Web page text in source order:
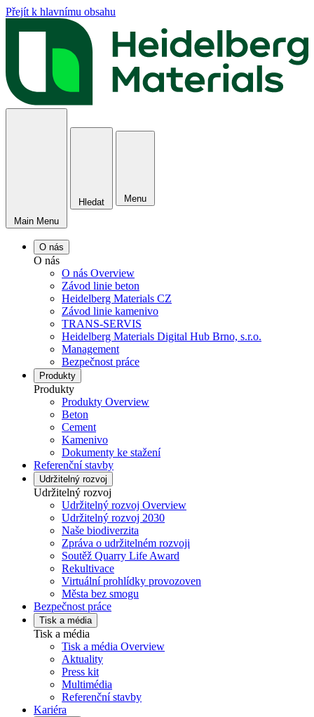
Přejít k hlavnímu obsahu
Main Menu
Hledat Menu
O nás
O nás
O nás Overview
Závod linie beton
Heidelberg Materials CZ
Závod linie kamenivo
TRANS-SERVIS
Heidelberg Materials Digital Hub Brno, s.r.o.
Management
Bezpečnost práce
Produkty
Produkty
Produkty Overview
Beton
Cement
Kamenivo
Dokumenty ke stažení
Referenční stavby
Udržitelný rozvoj
Udržitelný rozvoj
Udržitelný rozvoj Overview
Udržitelný rozvoj 2030
Naše biodiverzita
Zpráva o udržitelném rozvoji
Soutěž Quarry Life Award
Rekultivace
Virtuální prohlídky provozoven
Města bez smogu
Bezpečnost práce
Tisk a média
Tisk a média
Tisk a média Overview
Aktuality
Press kit
Multimédia
Referenční stavby
Kariéra